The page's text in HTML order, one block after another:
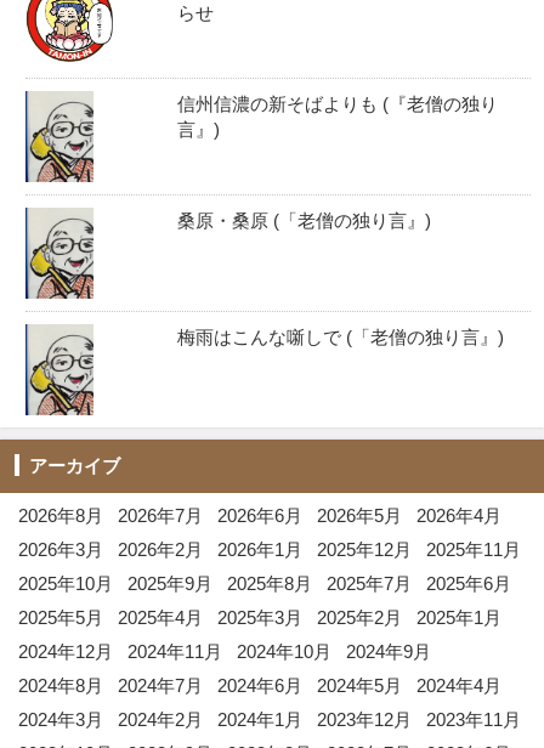
らせ
信州信濃の新そばよりも (『老僧の独り
言』)
桑原・桑原 (「老僧の独り言』)
梅雨はこんな噺しで (「老僧の独り言』)
アーカイブ
2026年8月 2026年7月 2026年6月 2026年5月
2026年4月
2026年3月
2026年2月 2026年1月 2025年12月
2025年11月
2025年10月
2025年9月 2025年8月 2025年7月
2025年6月
2025年5月
2025年4月 2025年3月 2025年2月
2025年1月
2024年12月
2024年11月 2024年10月
2024年9月
2024年8月
2024年7月 2024年6月 2024年5月
2024年4月
2024年3月
2024年2月 2024年1月 2023年12月
2023年11月